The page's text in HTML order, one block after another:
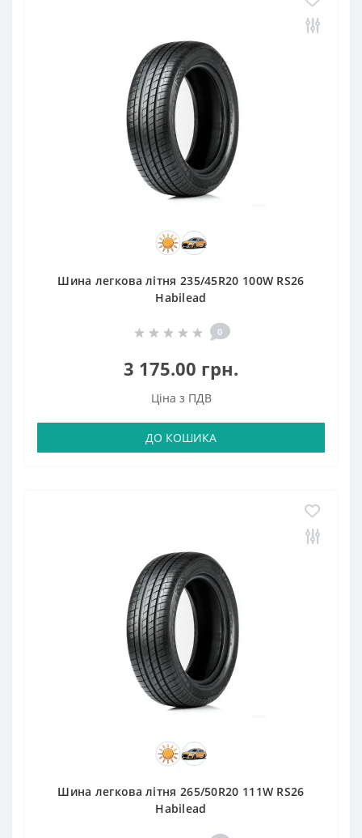
Шина легкова літня 235/45R20 100W RS26
Habilead
0
3 175.00 грн.
Ціна з ПДВ
ДО КОШИКА
Шина легкова літня 265/50R20 111W RS26
Habilead